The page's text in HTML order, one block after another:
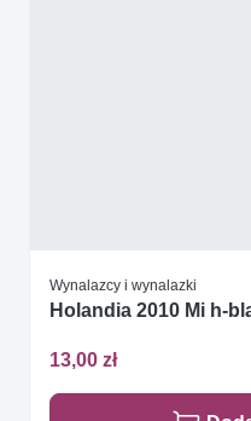
Wynalazcy i wynalazki
Holandia 2010 Mi h-
13,00 zł